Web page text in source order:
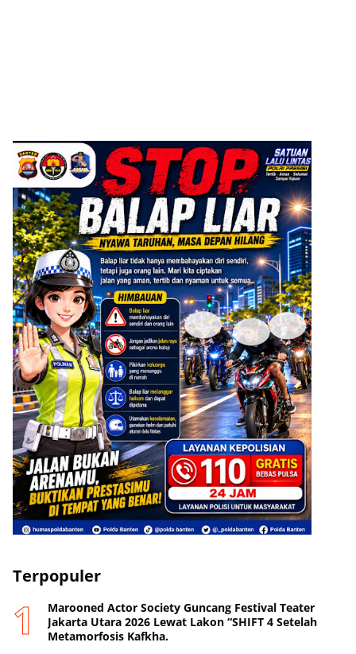
ADVERTISEMENT
Terpopuler
Marooned Actor Society Guncang Festival Teater
Jakarta Utara 2026 Lewat Lakon “SHIFT 4 Setelah
Metamorfosis Kafkha.